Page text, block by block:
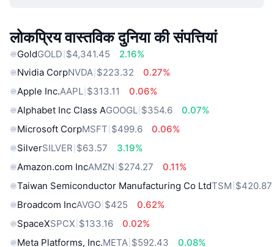
लोकप्रिय वास्तविक दुनिया की संपत्तियां
GoldGOLD $4,341.45
2.16%
Nvidia CorpNVDA $223.32
0.27%
Apple Inc.AAPL $313.11
0.06%
Alphabet Inc Class AGOOGL $354.6
0.07%
Microsoft CorpMSFT $499.6
0.06%
SilverSILVER $63.57
3.19%
Amazon.com IncAMZN $274.27
0.11%
Taiwan Semiconductor Manufacturing Co LtdTSM $420.87
Broadcom IncAVGO $425
0.62%
SpaceXSPCX $133.16
0.02%
Meta Platforms, Inc.META $592.43
0.08%